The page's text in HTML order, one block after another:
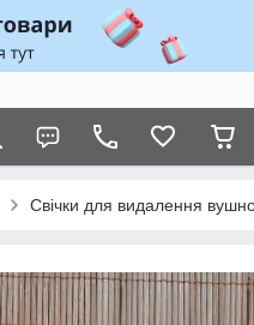
Свічки для видалення